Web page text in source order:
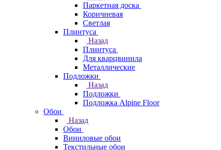
Паркетная доска
Коричневая
Светлая
Плинтуса
Назад
Плинтуса
Для кварцвинила
Металлические
Подложки
Назад
Подложки
Подложка Alpine Floor
Обои
Назад
Обои
Виниловые обои
Текстильные обои